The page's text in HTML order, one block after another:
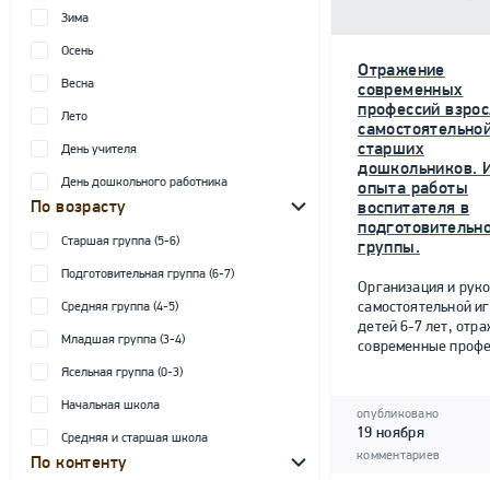
Зима
Осень
Весна
Лето
День учителя
День дошкольного работника
По возрасту
Старшая группа (5-6)
Подготовительная группа (6-7)
Средняя группа (4-5)
Младшая группа (3-4)
Ясельная группа (0-3)
Начальная школа
Средняя и старшая школа
По контенту
Отражение
современных
профессий
старших
дошкольников.
опыта работы
воспитателя в
группы.
Организация и
самостоятельной
детей 6-7 лет,
современные
опубликовано
19 ноября
комментариев